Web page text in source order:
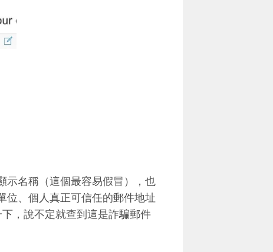
示名稱（這個最容易假冒），也
位、個人真正可信任的郵件地址
，說不定就查到這是詐騙郵件